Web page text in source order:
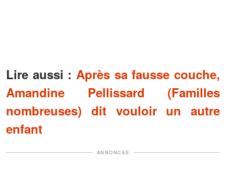
Lire aussi : Après sa fausse couche,
Amandine Pellissard (Familles
nombreuses) dit vouloir un autre
enfant
ANNONCES